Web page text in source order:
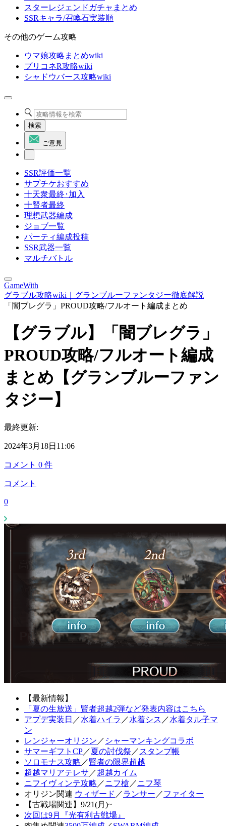
スターレジェンドガチャまとめ
SSRキャラ/召喚石実装順
その他のゲーム攻略
ウマ娘攻略まとめwiki
プリコネR攻略wiki
シャドウバース攻略wiki
検索
ご意見
SSR評価一覧
サプチケおすすめ
十天衆最終･加入
十賢者最終
理想武器編成
ジョブ一覧
パーティ編成投稿
SSR武器一覧
マルチバトル
GameWith
グラブル攻略wiki｜グランブルーファンタジー徹底解説
「闇ブレグラ」PROUD攻略/フルオート編成まとめ
【グラブル】「闇ブレグラ」
PROUD攻略/フルオート編成
まとめ【グランブルーファン
タジー】
最終更新:
2024年3月18日11:06
コメント 0 件
コメント
0
【最新情報】
「夏の生放送」賢者超越2弾など発表内容はこちら
アプデ実装日 ／水着ハイラ ／水着シス ／水着タル子マ
ン
レンジャーオリジン ／ シャーマンキングコラボ
サマーギフトCP／夏の討伐祭 ／ スタンプ帳
ソロモナス攻略 ／賢者の限界超越
超越マリアテレサ ／超越カイム
ニフイヴィンテ攻略 ／ニフ槍 ／ニフ琴
オリジン関連 ウィザード ／ランサー ／ファイター
【古戦場関連】9/21(月)~
次回は9月『光有利古戦場』